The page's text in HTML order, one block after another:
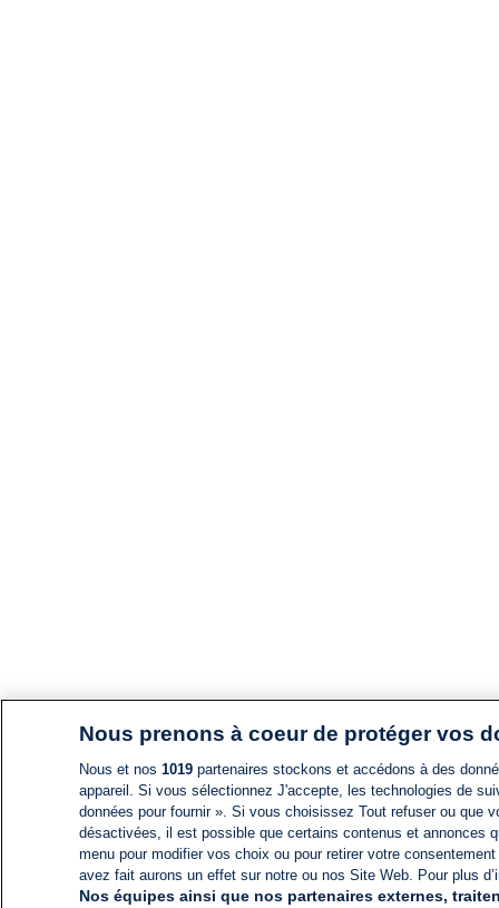
Nous prenons à coeur de protéger vos
Nous et nos 1019partenaires stockons et accédons à des
appareil. Si vous sélectionnez J'accepte, les technologies de
données pour fournir ». Si vous choisissez Tout refuser ou
désactivées, il est possible que certains contenus et annonces
menu pour modifier vos choix ou pour retirer votre
avez fait aurons un effet sur notre ou nos Site Web. Pour plus
Nos équipes ainsi que nos partenaires externes,